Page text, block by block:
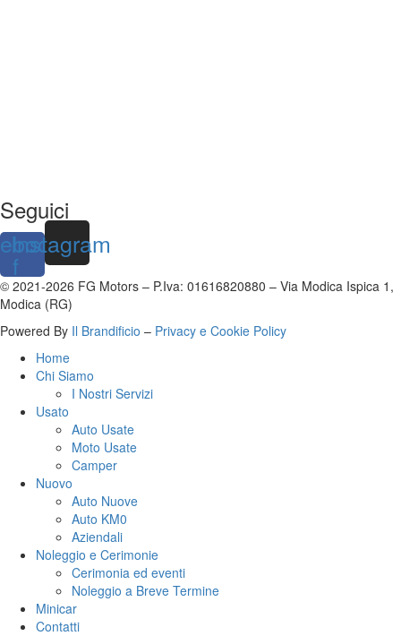
Seguici
f
Instagram
© 2021-2026 FG Motors – P.Iva: 01616820880 – Via Modica Ispica 1,
Modica (RG)
Powered By Il Brandificio – Privacy e Cookie Policy
Home
Chi Siamo
I Nostri Servizi
Usato
Auto Usate
Moto Usate
Camper
Nuovo
Auto Nuove
Auto KM0
Aziendali
Noleggio e Cerimonie
Cerimonia ed eventi
Noleggio a Breve Termine
Minicar
Contatti